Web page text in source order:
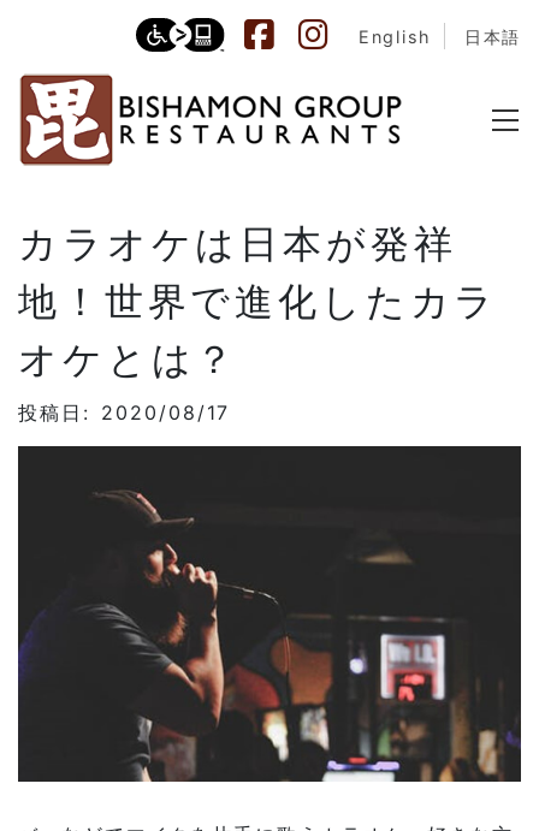
English 日本語
カラオケは日本が発祥
地！世界で進化したカラ
オケとは？
投稿日: 2020/08/17